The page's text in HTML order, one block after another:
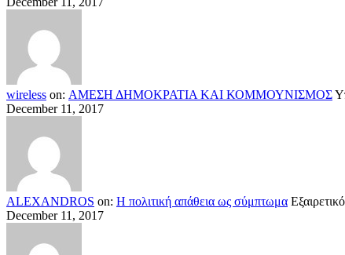
wireless on: ΑΜΕΣΗ ΔΗΜΟΚΡΑΤΙΑ ΚΑΙ ΚΟΜΜΟΥΝΙΣΜΟΣ
December 11, 2017
ALEXANDROS on: Η πολιτική απάθεια ως σύμπτωμα
December 11, 2017